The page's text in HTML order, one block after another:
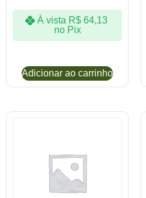
À vista R$64,13
no Pix
Adicionar ao carrinho